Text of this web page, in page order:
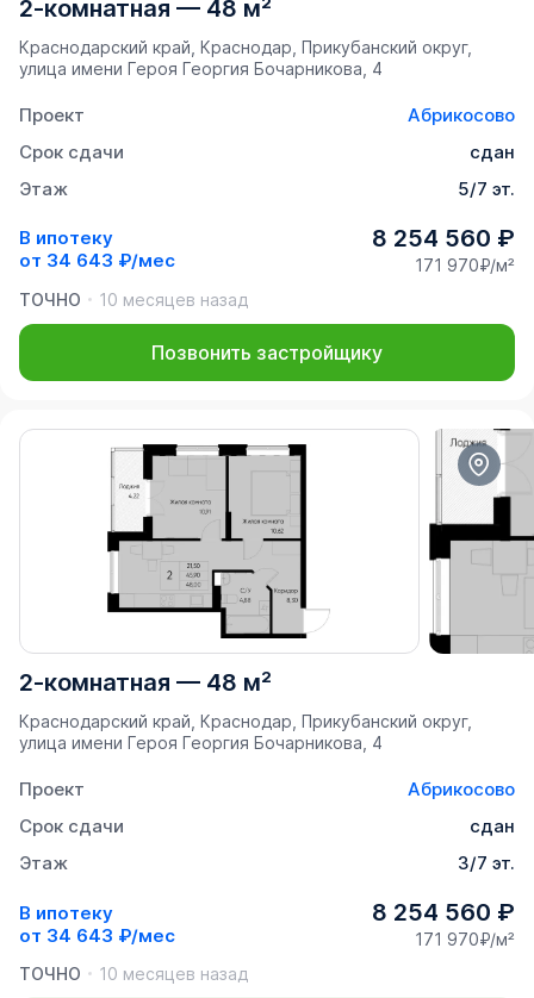
2-комнатная — 48 м²
Краснодарский край, Краснодар, Прикубанский округ,
улица имени Героя Георгия Бочарникова, 4
Проект
Абрикосово
Срок сдачи
сдан
Этаж
5/7 эт.
В ипотеку
от 34 643 ₽/мес
8 254 560 ₽
171 970₽/м²
ТОЧНО
10 месяцев назад
Позвонить застройщику
2-комнатная — 48 м²
Краснодарский край, Краснодар, Прикубанский округ,
улица имени Героя Георгия Бочарникова, 4
Проект
Абрикосово
Срок сдачи
сдан
Этаж
3/7 эт.
В ипотеку
от 34 643 ₽/мес
8 254 560 ₽
171 970₽/м²
ТОЧНО
10 месяцев назад